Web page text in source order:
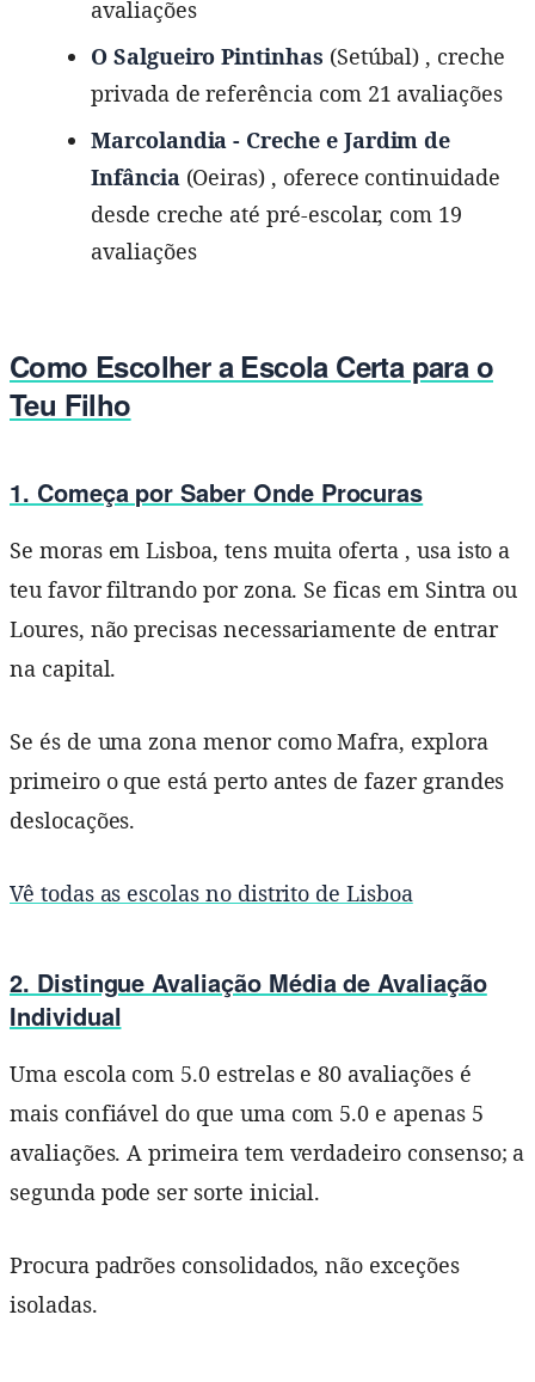
avaliações
O Salgueiro Pintinhas (Setúbal) , creche
privada de referência com 21 avaliações
Marcolandia - Creche e Jardim de
Infância(Oeiras) , oferece continuidade
desde creche até pré-escolar, com 19
avaliações
Como Escolher a Escola Certa para o
Teu Filho
1. Começa por Saber Onde Procuras
Se moras em Lisboa, tens muita oferta , usa isto a
teu favor filtrando por zona. Se ficas em Sintra ou
Loures, não precisas necessariamente de entrar
na capital.
Se és de uma zona menor como Mafra, explora
primeiro o que está perto antes de fazer grandes
deslocações.
Vê todas as escolas no distrito de Lisboa
2. Distingue Avaliação Média de Avaliação
Individual
Uma escola com 5.0 estrelas e 80 avaliações é
mais confiável do que uma com 5.0 e apenas 5
avaliações. A primeira tem verdadeiro consenso; a
segunda pode ser sorte inicial.
Procura padrões consolidados, não exceções
isoladas.